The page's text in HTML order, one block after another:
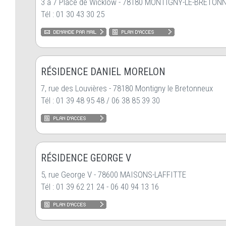
3 à 7 Place de Wicklow - 78180 MONTIGNY-LE-
Tél : 01 30 43 30 25
RÉSIDENCE DANIEL MORELON
7, rue des Louvières - 78180 Montigny le Bretonneux
Tél : 01 39 48 95 48 / 06 38 85 39 30
RÉSIDENCE GEORGE V
5, rue George V - 78600 MAISONS-LAFFITTE
Tél : 01 39 62 21 24 - 06 40 94 13 16